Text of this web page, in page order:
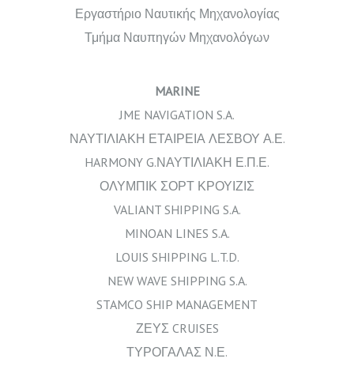
Εργαστήριο Ναυτικής Μηχανολογίας
Τμήμα Ναυπηγών Μηχανολόγων
MARINE
JME NAVIGATION S.A.
ΝΑΥΤΙΛΙΑΚΗ ΕΤΑΙΡΕΙΑ ΛΕΣΒΟΥ Α.Ε.
HARMONY G.ΝΑΥΤΙΛΙΑΚΗ Ε.Π.Ε.
ΟΛΥΜΠΙΚ ΣΟΡΤ ΚΡΟΥΙΖΙΣ
VALIANT SHIPPING S.A.
MINOAN LINES S.A.
LOUIS SHIPPING L.T.D.
NEW WAVE SHIPPING S.A.
STAMCO SHIP MANAGEMENT
ΖΕΥΣ CRUISES
ΤΥΡΟΓΑΛΑΣ Ν.Ε.